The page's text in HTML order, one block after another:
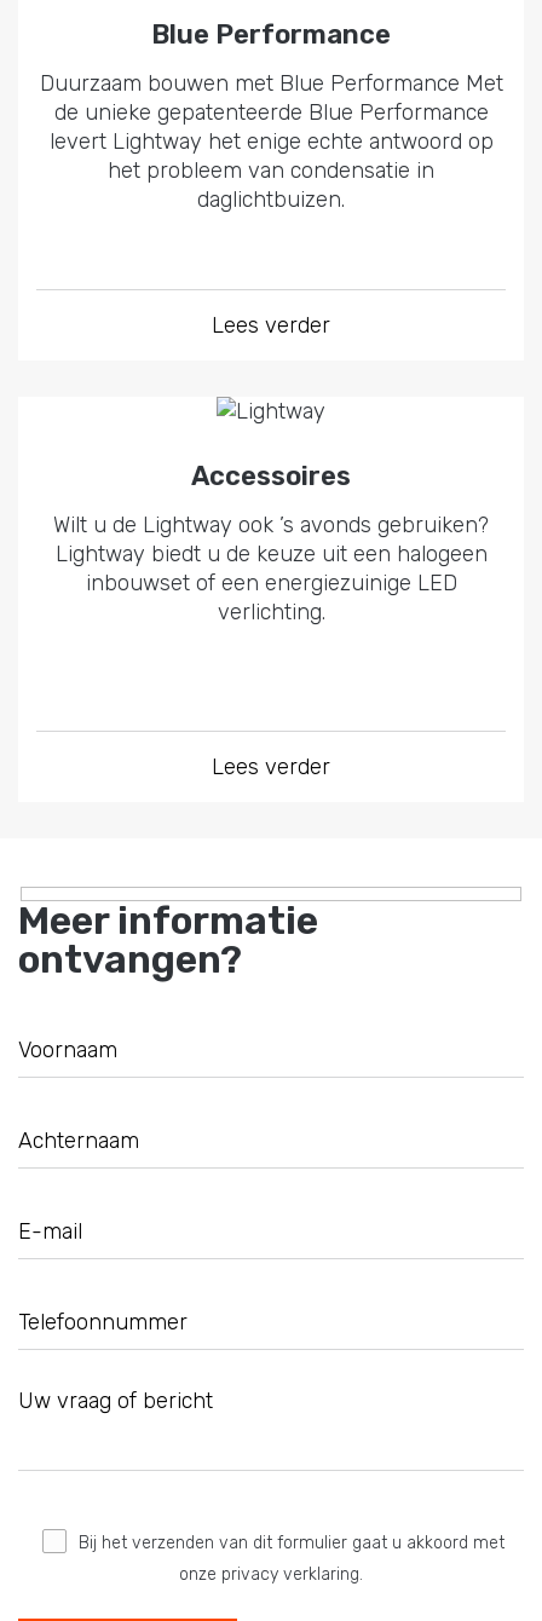
Blue Performance
Duurzaam bouwen met Blue Performance Met
de unieke gepatenteerde Blue Performance
levert Lightway het enige echte antwoord op
het probleem van condensatie in
daglichtbuizen.
Lees verder
Accessoires
Wilt u de Lightway ook ’s avonds gebruiken?
Lightway biedt u de keuze uit een halogeen
inbouwset of een energiezuinige LED
verlichting.
Lees verder
Meer informatie
ontvangen?
Bij het verzenden van dit formulier gaat u akkoord met
onze privacy verklaring.